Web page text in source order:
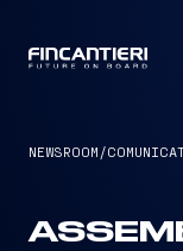
NEWSROOM /